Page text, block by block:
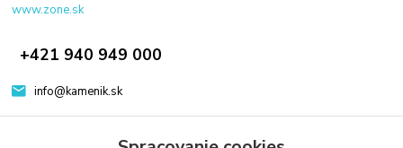
www.zone.sk
+421 940 949 000
info@kamenik.sk